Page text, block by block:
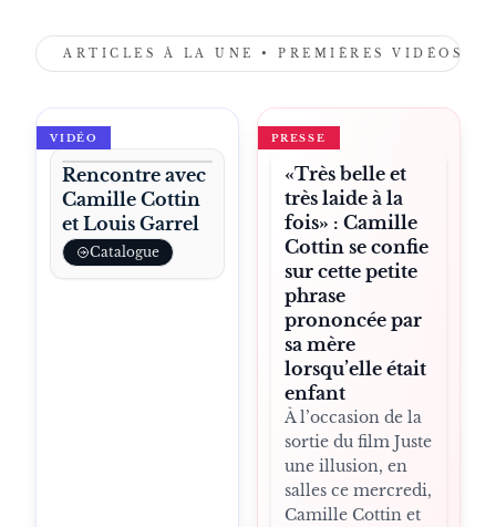
THE RIDERS 2026 BRAD PITT
LES MISÉRABLES 2026 MADAME
OUT OF LOVE 2025
LE PAYS D’ARTO 2025
JUSTE UNE ILLUSION 2026
STREAMING
TIFFANY & CO HARDWEAR
M LE MAGAZINE DU MONDE 2025
TÊTU 2025–2026
PARIS 9E
ARTICLES À LA UNE • PREMIÈRES VIDÉOS •
VIDÉO
Rencontre avec
Camille Cottin
et Louis Garrel
Catalogue
PRESSE
«Très belle et
très laide à la
fois» : Camille
Cottin se confie
sur cette petite
phrase
prononcée par
sa mère
lorsqu’elle était
enfant
À l’occasion de la
sortie du film Juste
une illusion, en
salles ce mercredi,
Camille Cottin et